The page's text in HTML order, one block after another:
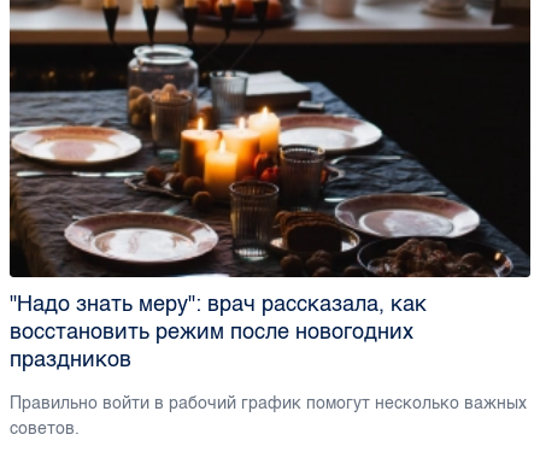
"Надо знать меру": врач рассказала, как
восстановить режим после новогодних
праздников
Правильно войти в рабочий график помогут несколько важных
советов.